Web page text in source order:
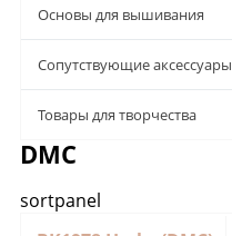
Основы для вышивания
Сопутствующие аксессуары
Товары для творчества
DMC
sortpanel